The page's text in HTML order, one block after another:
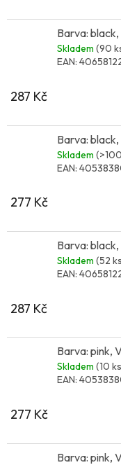
Barva:
Skladem (90
EAN:
287 Kč
Barva:
Skladem
EAN:
277 Kč
Barva:
Skladem (52
EAN:
287 Kč
Barva: pink,
Skladem (10
EAN:
277 Kč
Barva: pink,